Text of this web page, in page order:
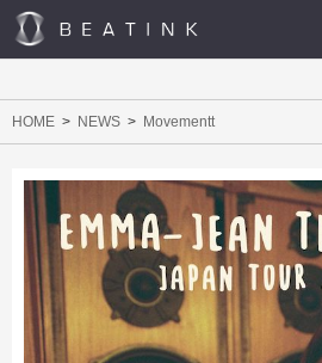
HOME NEWS Movementt